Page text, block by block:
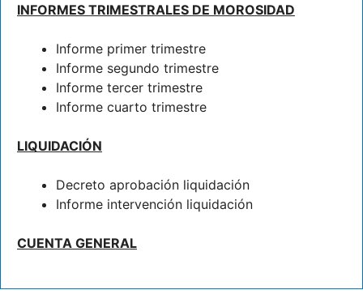
INFORMES TRIMESTRALES DE MOROSIDAD
Informe primer trimestre
Informe segundo trimestre
Informe tercer trimestre
Informe cuarto trimestre
LIQUIDACIÓN
Decreto aprobación liquidación
Informe intervención liquidación
CUENTA GENERAL